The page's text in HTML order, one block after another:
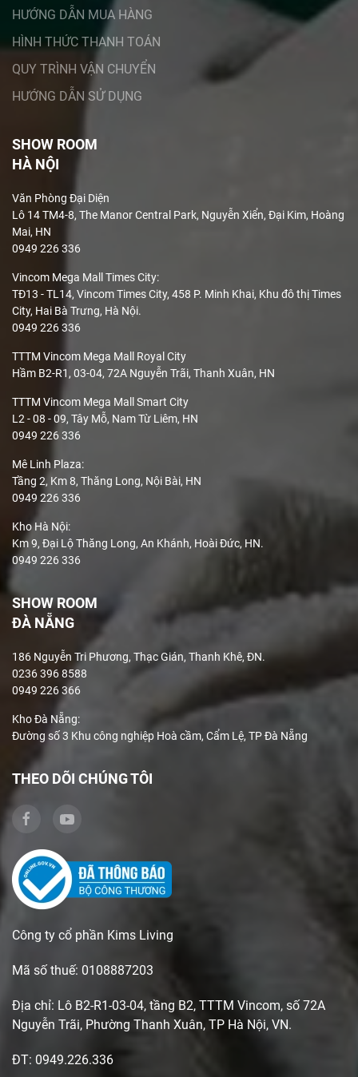
HƯỚNG DẪN MUA HÀNG
HÌNH THỨC THANH TOÁN
QUY TRÌNH VẬN CHUYỂN
HƯỚNG DẪN SỬ DỤNG
SHOW ROOM
HÀ NỘI
Văn Phòng Đại Diện
Lô 14 TM4-8, The Manor Central Park, Nguyễn Xiển, Đại Kim, Hoàng
Mai, HN
0949 226 336
Vincom Mega Mall Times City:
TĐ13 - TL14, Vincom Times City, 458 P. Minh Khai, Khu đô thị Times
City, Hai Bà Trưng, Hà Nội.
0949 226 336
TTTM Vincom Mega Mall Royal City
Hầm B2-R1, 03-04, 72A Nguyễn Trãi, Thanh Xuân, HN
TTTM Vincom Mega Mall Smart City
L2 - 08 - 09, Tây Mỗ, Nam Từ Liêm, HN
0949 226 336
Mê Linh Plaza:
Tầng 2, Km 8, Thăng Long, Nội Bài, HN
0949 226 336
Kho Hà Nội:
Km 9, Đại Lộ Thăng Long, An Khánh, Hoài Đức, HN.
0949 226 336
SHOW ROOM
ĐÀ NẴNG
186 Nguyễn Tri Phương, Thạc Gián, Thanh Khê, ĐN.
0236 396 8588
0949 226 366
Kho Đà Nẵng:
Đường số 3 Khu công nghiệp Hoà cầm, Cẩm Lệ, TP Đà Nẵng
THEO DÕI CHÚNG TÔI
Công ty cổ phần Kims Living
Mã số thuế: 0108887203
Địa chỉ: Lô B2-R1-03-04, tầng B2, TTTM Vincom, số 72A
Nguyễn Trãi, Phường Thanh Xuân, TP Hà Nội, VN.
ĐT: 0949.226.336